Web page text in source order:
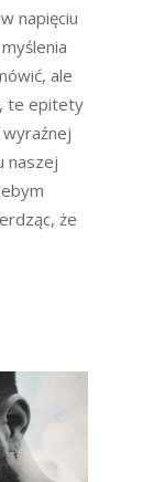
napięciu
ale
te epitety
wyraźnej
naszej
że